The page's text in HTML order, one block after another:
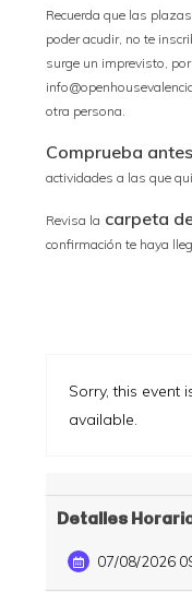
Recuerda que las
poder acudir, no te
surge un imprevisto,
otra persona.
Comprueba
actividades a las que
Revisa la carpeta
confirmación te haya
Sorry, this event
available.
Detalles
07/08/2026